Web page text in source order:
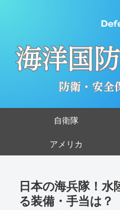
自衛隊
アメリカ
日本の海兵隊！水
る装備・手当は？